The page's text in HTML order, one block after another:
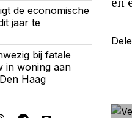
de economische
jaar te
bij fatale
in woning aan
Haag